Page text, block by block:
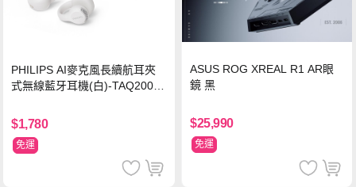
PHILIPS AI麥克風長續航耳夾
式無線藍牙耳機(白)-TAQ2000
$1,780
免運
ASUS ROG XREAL R1 AR眼
鏡 黑
$25,990
免運